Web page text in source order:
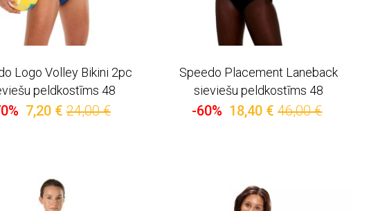
Logo Volley Bikini 2pc
peldkostīms 48
7,20 € 24,00 €
Speedo Placement Laneback
sieviešu peldkostīms 48
-60% 18,40 € 46,00 €